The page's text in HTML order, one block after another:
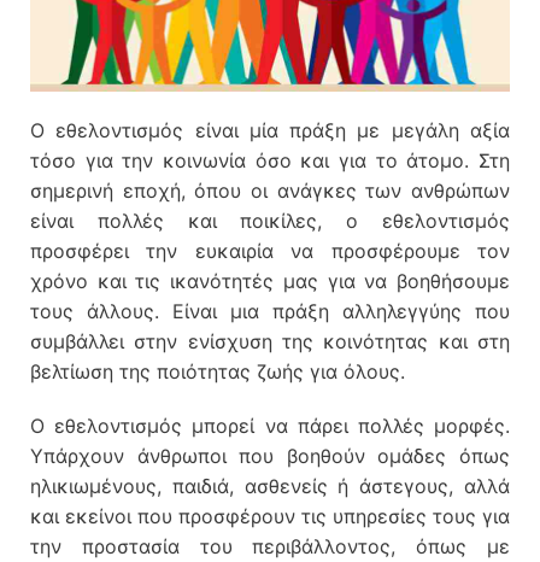
Ο εθελοντισμός είναι μία πράξη με μεγάλη αξία
τόσο για την κοινωνία όσο και για το άτομο. Στη
σημερινή εποχή, όπου οι ανάγκες των ανθρώπων
είναι πολλές και ποικίλες, ο εθελοντισμός
προσφέρει την ευκαιρία να προσφέρουμε τον
χρόνο και τις ικανότητές μας για να βοηθήσουμε
τους άλλους. Είναι μια πράξη αλληλεγγύης που
συμβάλλει στην ενίσχυση της κοινότητας και στη
βελτίωση της ποιότητας ζωής για όλους.
Ο εθελοντισμός μπορεί να πάρει πολλές μορφές.
Υπάρχουν άνθρωποι που βοηθούν ομάδες όπως
ηλικιωμένους, παιδιά, ασθενείς ή άστεγους, αλλά
και εκείνοι που προσφέρουν τις υπηρεσίες τους για
την προστασία του περιβάλλοντος, όπως με